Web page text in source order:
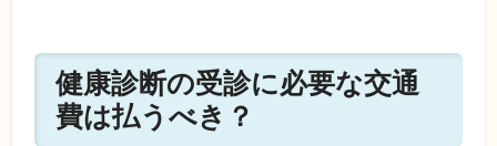
健康診断の受診に必要な交通
費は払うべき？